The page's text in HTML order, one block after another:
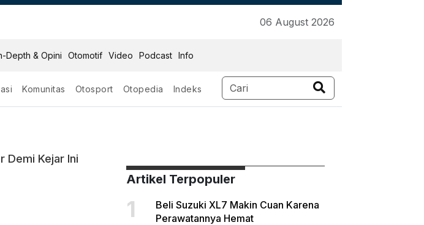
06 August 2026
Depth & Opini Otomotif Video Podcast Info
Komunitas Otosport Otopedia Indeks
Demi Kejar Ini
Artikel Terpopuler
1
Beli Suzuki XL7 Makin Cuan Karena
Perawatannya Hemat